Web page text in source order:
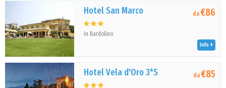
Hotel San Marco
in Bardolino
da€86
Info
Hotel Vela d'Oro 3*S da€85